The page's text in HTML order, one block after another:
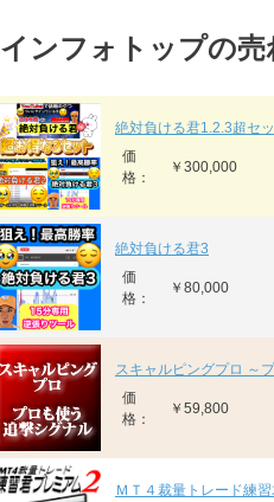
インフォトップの
絶対負ける君1.2.3超セ
価
格：
￥300,000
絶対負ける君3
価
格：
￥80,000
スキャルピングプロ ～
価
格：
￥59,800
ＭＴ４裁量トレード練